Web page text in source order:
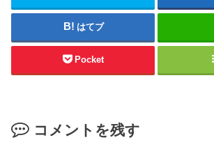
はてブ
Pocket
コメントを残す